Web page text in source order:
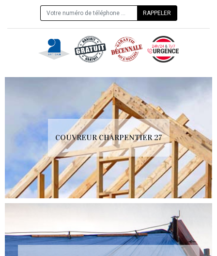
COUVREUR CHARPENTIER 27